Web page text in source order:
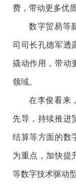
费，带动更多优
数字贸易等
司司长孔德军透
撬动作用，带动
领域。
在李俊看来
先导，持续推进
结算等方面的数
为重点，加快提
等数字技术驱动型